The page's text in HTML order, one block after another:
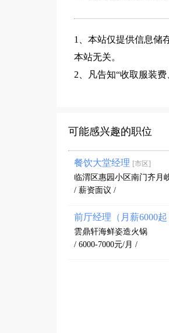
1、本站仅提供信息储
本站无关。
2、凡告知“收取服装
可能感兴趣的职位
餐饮大堂经理 [市区]
临渭区惠园小区南门齐月
/ 薪资面议 /
前厅经理（月薪6000起
雲鼎轩海鲜姿造火锅
/ 6000-7000元/月 /